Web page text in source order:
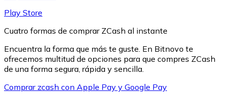
XRP
Play Store
Cuatro formas de comprar ZCash al instante
Encuentra la forma que más te guste. En Bitnovo te
ofrecemos multitud de opciones para que compres ZCash
de una forma segura, rápida y sencilla.
Comprar zcash con Apple Pay y Google Pay